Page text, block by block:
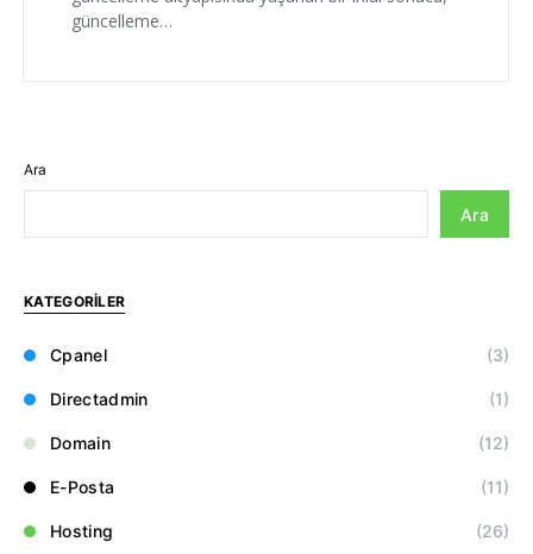
güncelleme…
Ara
Ara
KATEGORILER
Cpanel (3)
Directadmin (1)
Domain (12)
E-Posta (11)
Hosting (26)